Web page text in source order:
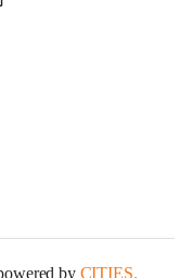
by CITIES.